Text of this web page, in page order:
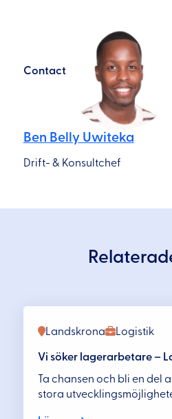
Contact
Ben Belly Uwiteka
Drift- & Konsultchef
Logistik
Landskrona
Vi söker lagerarbetare –
Ta chansen och bli en del
stora